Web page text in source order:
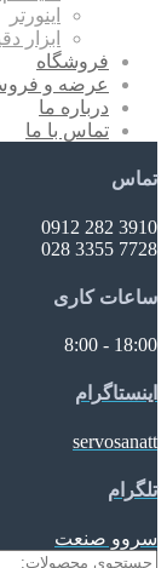
اینورتر
ابزار
فروشگاه
عرضه و
درباره ما
تماس با ما
تماس
3910 282 0912
7728 3355 028
ساعات کاری
18:00 - 8:00
اینستاگرام
servosanatt
تلگرام
سروو صنعت
جستجو